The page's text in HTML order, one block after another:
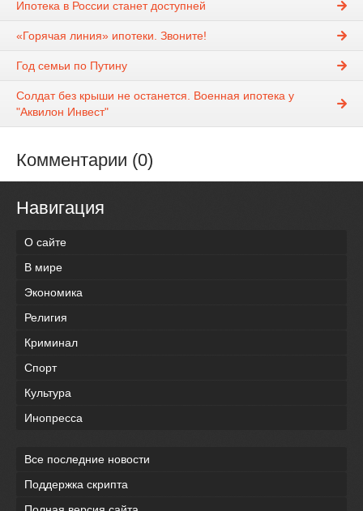
Ипотека в России станет доступней
«Горячая линия» ипотеки. Звоните!
Год семьи по Путину
Солдат без крыши не останется. Военная ипотека у
"Аквилон Инвест"
Комментарии (0)
Навигация
О сайте
В мире
Экономика
Религия
Криминал
Спорт
Культура
Инопресса
Все последние новости
Поддержка скрипта